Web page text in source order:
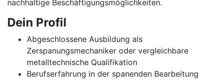
nachhaltige Beschäftigungsmöglichkeiten.
Dein Profil
Abgeschlossene Ausbildung als
Zerspanungsmechaniker oder vergleichbare
metalltechnische Qualifikation
Berufserfahrung in der spanenden Bearbeitung